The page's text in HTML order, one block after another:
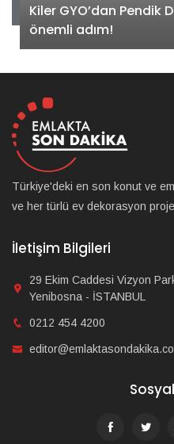
Kiler GYO’dan
önemli adım!
Türkiye'deki en son konut ve
ve her türlü ev dekorasyon
İletişim Bilgileri
29 Ekim Caddesi Vizyon
Yenibosna - İSTANBUL
0212 454 4200